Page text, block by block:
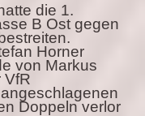
die 1.
B Ost gegen
Horner
von Markus
VfR
Doppeln verlor